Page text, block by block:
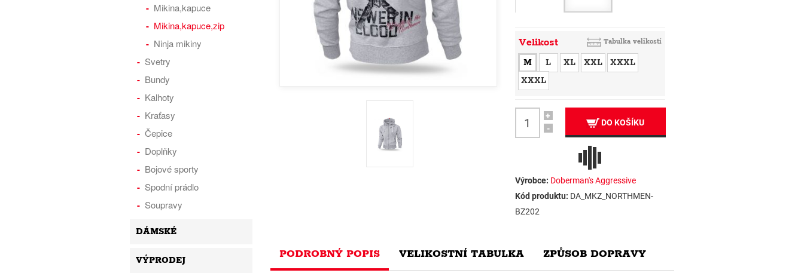
Velikost Tabulka velikostí
M L XL XXL
XXXL
XXXL
+
-
DO KOŠÍKU
Výrobce: Doberman's Aggressive
Kód produktu: DA_MKZ_NORTHMEN-
BZ202
PODROBNÝ POPIS VELIKOSTNÍ TABULKA ZPŮSOB DOPRAVY
Mikina,kapuce
Mikina,kapuce,zip
Ninja mikiny
Svetry
Bundy
Kalhoty
Kraťasy
Čepice
Doplňky
Bojové sporty
Spodní prádlo
Soupravy
DÁMSKÉ
VÝPRODEJ